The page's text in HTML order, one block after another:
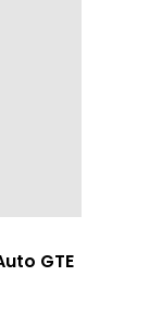
GTE